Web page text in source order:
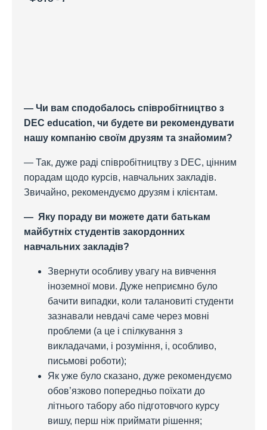
— Чи вам сподобалось співробітництво з
DEC education, чи будете ви рекомендувати
нашу компанію своїм друзям та знайомим?
— Так, дуже раді співробітництву з DEC, цінним
порадам щодо курсів, навчальних закладів.
Звичайно, рекомендуємо друзям і клієнтам.
— Яку пораду ви можете дати батькам
майбутніх студентів закордонних
навчальних закладів?
Звернути особливу увагу на вивчення
іноземної мови. Дуже неприємно було
бачити випадки, коли талановиті студенти
зазнавали невдачі саме через мовні
проблеми (а це і спілкування з
викладачами, і розуміння, і, особливо,
письмові роботи);
Як уже було сказано, дуже рекомендуємо
обов’язково попередньо поїхати до
літнього табору або підготовчого курсу
вишу, перш ніж приймати рішення;